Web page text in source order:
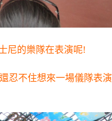
尼的樂隊在表演呢!
忍不住想來一場儀隊表演